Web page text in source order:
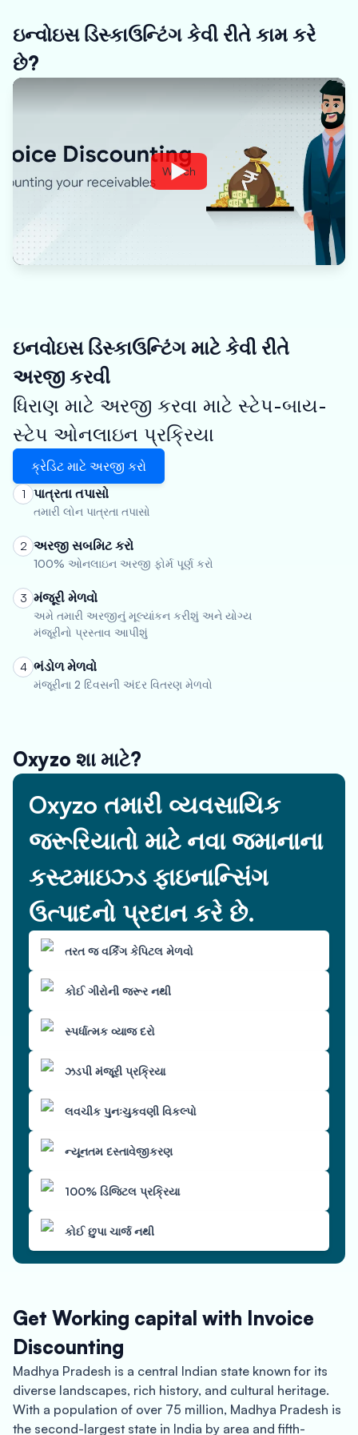
ઇન્વોઇસ ડિસ્કાઉન્ટિંગ કેવી રીતે કામ કરે
છે?
Watch
ઇનવોઇસ ડિસ્કાઉન્ટિંગ માટે કેવી રીતે
અરજી કરવી
ધિરાણ માટે અરજી કરવા માટે સ્ટેપ-બાય-
સ્ટેપ ઓનલાઇન પ્રક્રિયા
ક્રેડિટ માટે અરજી કરો
1 પાત્રતા તપાસો
તમારી લોન પાત્રતા તપાસો
2 અરજી સબમિટ કરો
100% ઓનલાઇન અરજી ફોર્મ પૂર્ણ કરો
3 મંજૂરી મેળવો
અમે તમારી અરજીનું મૂલ્યાંકન કરીશું અને યોગ્ય
મંજૂરીનો પ્રસ્તાવ આપીશું
4 ભંડોળ મેળવો
મંજૂરીના 2 દિવસની અંદર વિતરણ મેળવો
Oxyzo શા માટે?
Oxyzo તમારી વ્યવસાયિક
જરૂરિયાતો માટે નવા જમાનાના
કસ્ટમાઇઝ્ડ ફાઇનાન્સિંગ
ઉત્પાદનો પ્રદાન કરે છે.
તરત જ વર્કિંગ કેપિટલ મેળવો
કોઈ ગીરોની જરૂર નથી
સ્પર્ધાત્મક વ્યાજ દરો
ઝડપી મંજૂરી પ્રક્રિયા
લવચીક પુનઃચુકવણી વિકલ્પો
ન્યૂનતમ દસ્તાવેજીકરણ
100% ડિજિટલ પ્રક્રિયા
કોઈ છુપા ચાર્જ નથી
Get Working capital with Invoice
Discounting
Madhya Pradesh is a central Indian state known for its
diverse landscapes, rich history, and cultural heritage.
With a population of over 75 million, Madhya Pradesh is
the second-largest state in India by area and fifth-